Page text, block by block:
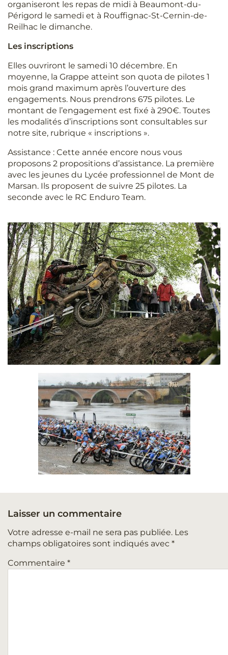
organiseront les repas de midi à Beaumont-du-
Périgord le samedi et à Rouffignac-St-Cernin-de-
Reilhac le dimanche.
Les inscriptions
Elles ouvriront le samedi 10 décembre. En
moyenne, la Grappe atteint son quota de pilotes 1
mois grand maximum après l’ouverture des
engagements. Nous prendrons 675 pilotes. Le
montant de l’engagement est fixé à 290€. Toutes
les modalités d’inscriptions sont consultables sur
notre site, rubrique « inscriptions ».
Assistance : Cette année encore nous vous
proposons 2 propositions d’assistance. La première
avec les jeunes du Lycée professionnel de Mont de
Marsan. Ils proposent de suivre 25 pilotes. La
seconde avec le RC Enduro Team.
Laisser un commentaire
Votre adresse e-mail ne sera pas publiée. Les
champs obligatoires sont indiqués avec *
Commentaire *